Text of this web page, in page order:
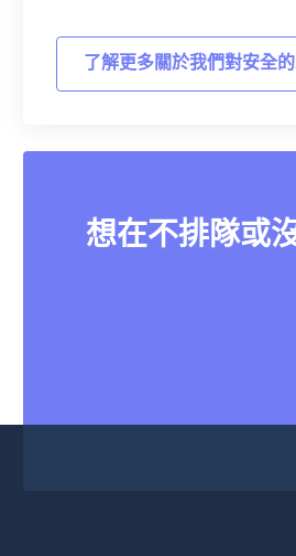
了解更多關於我們對安全
想在不排隊或